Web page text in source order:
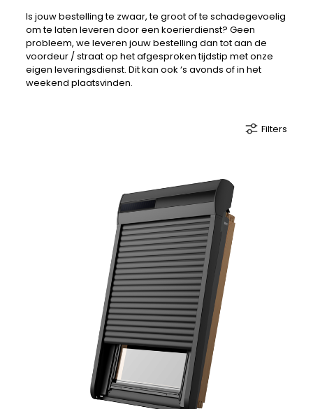
Is jouw bestelling te zwaar, te groot of te schadegevoelig
om te laten leveren door een koerierdienst? Geen
probleem, we leveren jouw bestelling dan tot aan de
voordeur / straat op het afgesproken tijdstip met onze
eigen leveringsdienst. Dit kan ook ‘s avonds of in het
weekend plaatsvinden.
Filters